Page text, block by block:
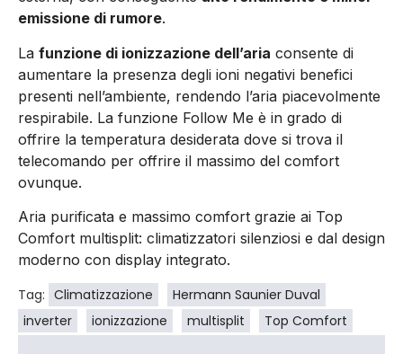
emissione di rumore.
La funzione di ionizzazione dell’aria consente di
aumentare la presenza degli ioni negativi benefici
presenti nell’ambiente, rendendo l’aria piacevolmente
respirabile. La funzione Follow Me è in grado di
offrire la temperatura desiderata dove si trova il
telecomando per offrire il massimo del comfort
ovunque.
Aria purificata e massimo comfort grazie ai Top
Comfort multisplit: climatizzatori silenziosi e dal design
moderno con display integrato.
Tag: Climatizzazione
Hermann Saunier Duval
inverter
ionizzazione multisplit Top Comfort